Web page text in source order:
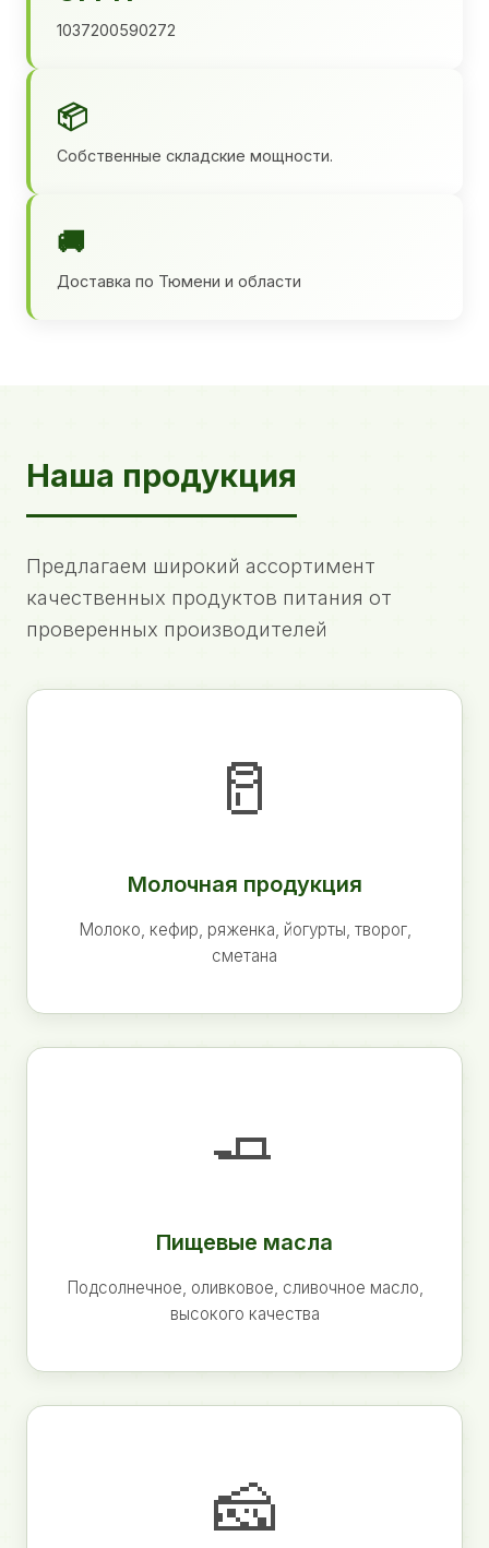
1037200590272
📦
Собственные складские мощности.
🚚
Доставка по Тюмени и области
Наша продукция
Предлагаем широкий ассортимент
качественных продуктов питания от
проверенных производителей
🥛
Молочная продукция
Молоко, кефир, ряженка, йогурты, творог,
сметана
🧈
Пищевые масла
Подсолнечное, оливковое, сливочное масло,
высокого качества
🧀